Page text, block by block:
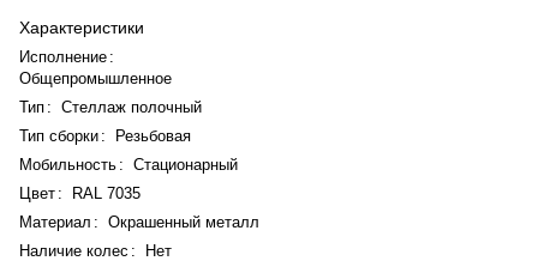
Характеристики
Исполнение :
Общепромышленное
Тип : Стеллаж полочный
Тип сборки:
Резьбовая
Мобильность : Стационарный
Цвет :
RAL 7035
Материал : Окрашенный металл
Наличие колес :
Нет